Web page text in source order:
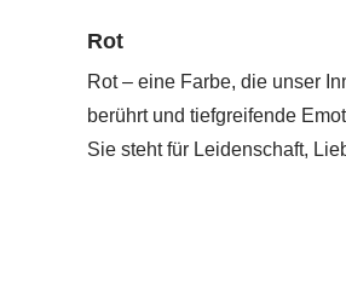
Rot
Rot – eine Farbe, die unser
berührt und tiefgreifende
Sie steht für Leidenschaft,